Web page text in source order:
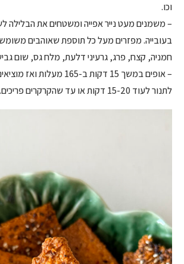
וכו.
– משמנים מעט נייר אפייה ומשטחים את הבלילה
בעובייה. מפזרים מעל כל תוספת שאוהבים
חמניה, קצח, פרג, גרעיני דלעת, מלח גס, שום
– אופים במשך 15 דקות ב-165
לתנור לעוד 15-20 דקות או עד שהקרקרים פריכים.